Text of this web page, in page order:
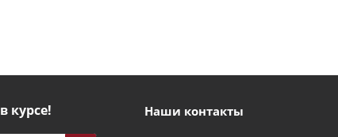
курсе! Наши контакты